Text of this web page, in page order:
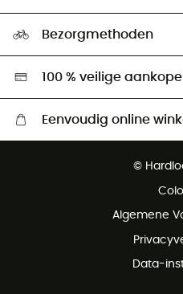
Ambassadeurs
Hardgreen
Bezorgmethoden
100 % veilige
Eenvoudig online
Gratis retourneren binnen 100
©
Algemene
Data-